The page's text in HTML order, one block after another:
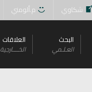
شكاوي م.ألومني
البحث
العـلـمي
العلاقات
الخــــارجية